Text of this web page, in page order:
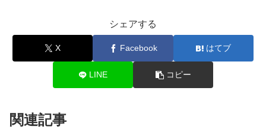
シェアする
X Facebook はてブ
LINE コピー
関連記事